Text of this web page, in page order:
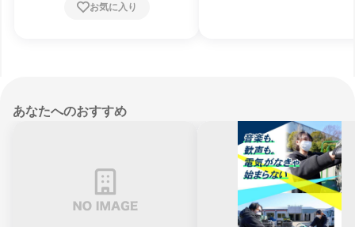
お気に入り
あなたへのおすすめ